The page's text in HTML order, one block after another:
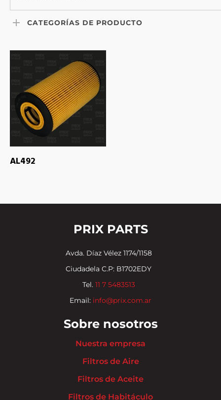
CATEGORÍAS DE PRODUCTO
AL492
PRIX PARTS
Avda. Díaz Vélez 1174/1158
Ciudadela C.P: B1702EDY
Tel. 11 7 5483513
Email: info@prix.com.ar
Sobre nosotros
Nuestra empresa
Filtros de Aire
Filtros de Aceite
Filtros de Habitáculo